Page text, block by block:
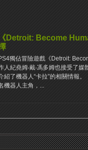
《Detroit: Become
獨佔冒險遊戲《Detroit:
人紀堯姆‧戴‧馮多姆也接受了
紹了機器人“卡拉”的相關情報
機器人主角，...